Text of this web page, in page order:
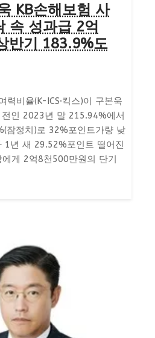
KB손해보험 사
속 성과급 2억
반기 183.9%도
력비율(K-ICS·킥스)이 구본욱
인 2023년 말 215.94%에서
잠정치)로 32%포인트가량 낮
1년 새 29.52%포인트 떨어진
게 2억8천500만원의 단기